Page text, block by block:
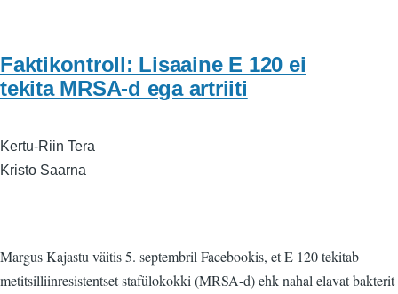
Faktikontroll: Lisaaine E 120 ei
tekita MRSA-d ega artriiti
Kertu-Riin Tera
Kristo Saarna
Margus Kajastu väitis 5. septembril Facebookis, et E 120 tekitab
metitsilliinresistentset stafülokokki (MRSA-d) ehk nahal elavat bakterit